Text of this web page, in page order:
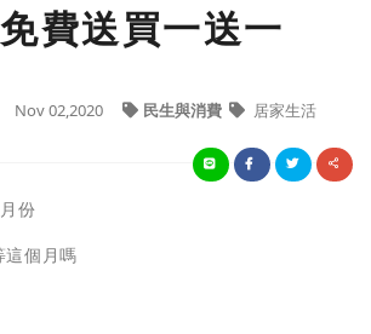
費送買一送一
Nov 02,2020 民生與消費 居家生活
份
這個月嗎